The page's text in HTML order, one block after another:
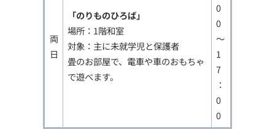
両
日
「のりものひろば」
場所：1階和室
対象：主に未就学児と保護者
畳のお部屋で、電車や車のおもちゃ
で遊べます。
0
0
～
1
7
：
0
0